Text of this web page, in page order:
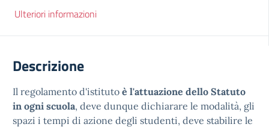
Ulteriori informazioni
Descrizione
Il regolamento d'istituto è l'attuazione dello Statuto
in ogni scuola, deve dunque dichiarare le modalità, gli
spazi i tempi di azione degli studenti, deve stabilire le